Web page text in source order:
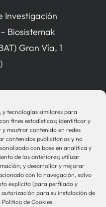
y tecnologías similares para
fines estadísticos; identificar y
y mostrar contenido en redes
contenidos publicitarios y no
con base en analítica y
de los anteriores; utilizar
y desarrollar y mejorar
con la navegación, salvo
explícito (para perfilado y
para su instalación de
de Cookies.
Investigación
Biosistemak
Gran Vía, 1